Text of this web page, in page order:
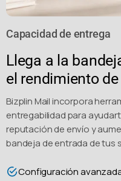
Capacidad de entrega
Llega a la
el rendimiento
Bizplin Mail incorpora
entregabilidad para
reputación de envío y
bandeja de entrada de tus
Configuración avanzada